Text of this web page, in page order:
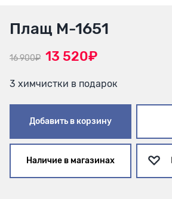
Плащ М-1651
16 900₽ 13 520₽
3 химчистки в подарок
Добавить в корзину
Наличие в магазинах